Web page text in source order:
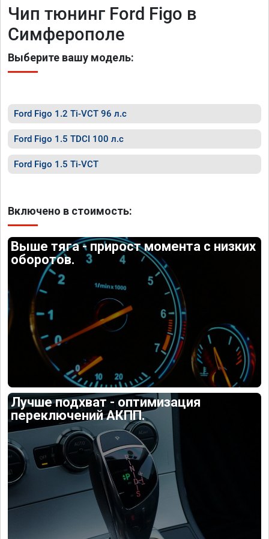
Чип тюнинг Ford Figo в
Симферополе
Выберите вашу модель:
Ford Figo 1.2 Ti-VCT 96 л.с
Ford Figo 1.5 TDCI 100 л.с
Ford Figo 1.5 Ti-VCT
Включено в стоимость:
Выше тяга - прирост момента с низких
оборотов.
Лучше подхват - оптимизация
переключений АКПП.